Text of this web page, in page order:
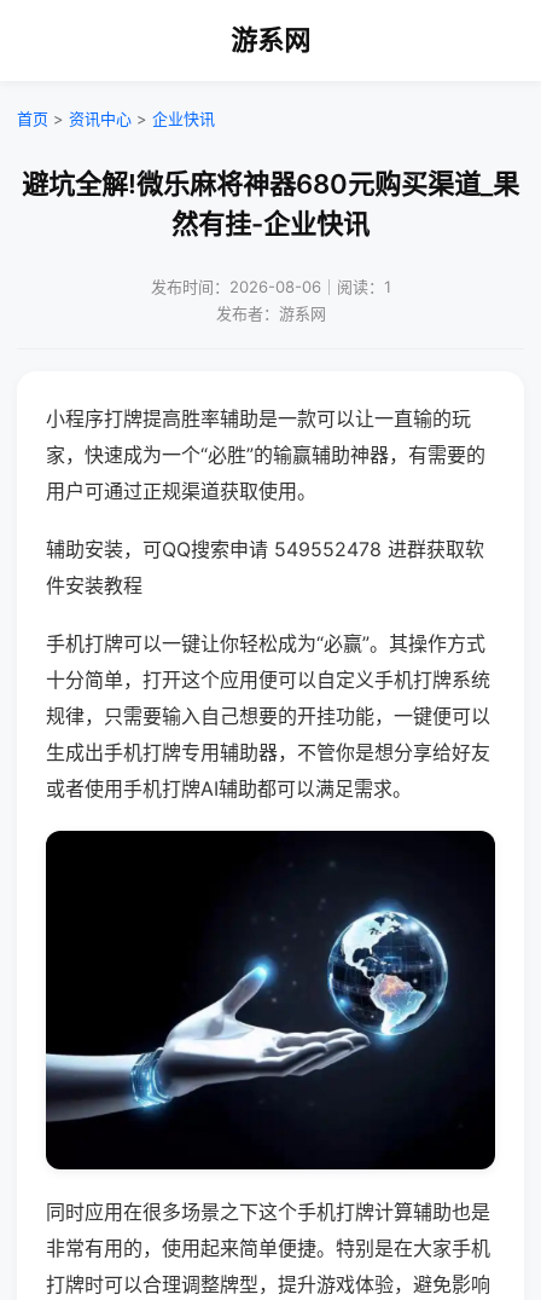
游系网
首页 > 资讯中心 > 企业快讯
避坑全解!微乐麻将神器680元购买渠道_果
然有挂-企业快讯
发布时间：2026-08-06｜阅读：1
发布者：游系网
小程序打牌提高胜率辅助是一款可以让一直输的玩
家，快速成为一个“必胜”的输赢辅助神器，有需要的
用户可通过正规渠道获取使用。
辅助安装，可QQ搜索申请 549552478 进群获取软
件安装教程
手机打牌可以一键让你轻松成为“必赢”。其操作方式
十分简单，打开这个应用便可以自定义手机打牌系统
规律，只需要输入自己想要的开挂功能，一键便可以
生成出手机打牌专用辅助器，不管你是想分享给好友
或者使用手机打牌AI辅助都可以满足需求。
同时应用在很多场景之下这个手机打牌计算辅助也是
非常有用的，使用起来简单便捷。特别是在大家手机
打牌时可以合理调整牌型，提升游戏体验，避免影响